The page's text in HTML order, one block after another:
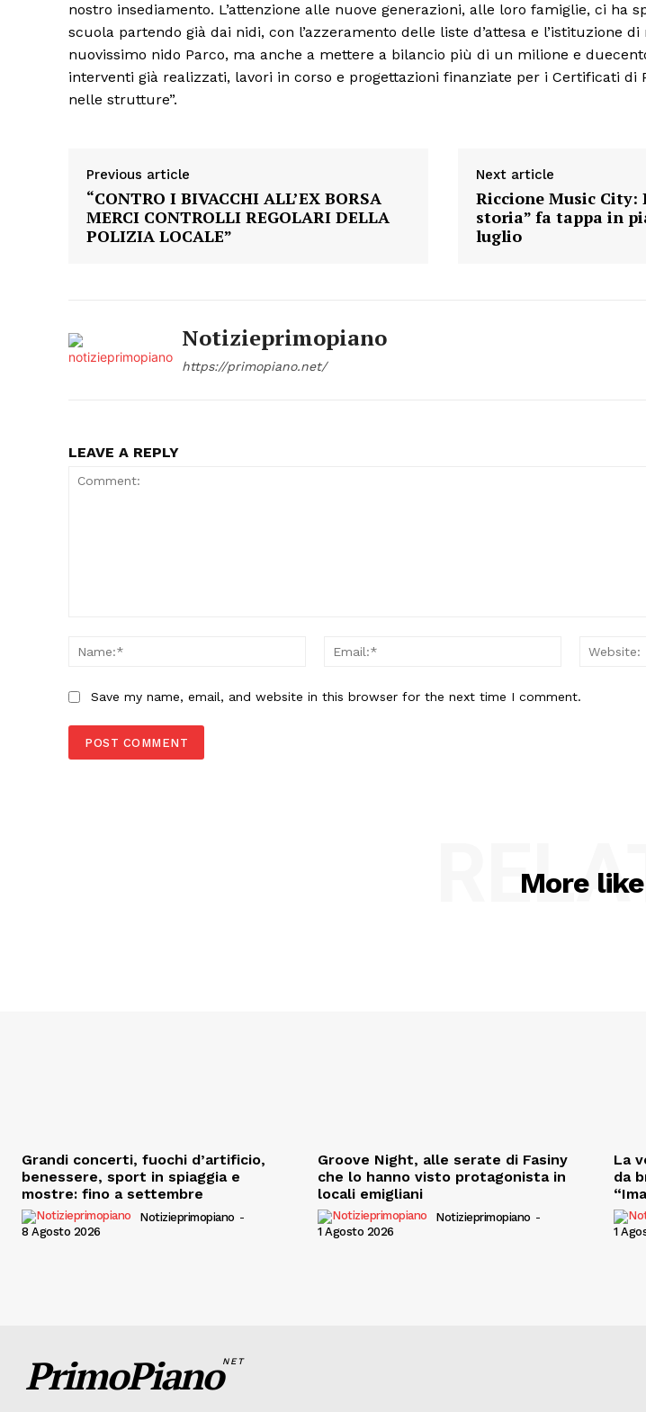
nostro insediamento. L’attenzione alle nuove generazioni, alle loro famiglie, ci ha
scuola partendo già dai nidi, con l’azzeramento delle liste d’attesa e l’istituzione
nuovissimo nido Parco, ma anche a mettere a bilancio più di un milione e
interventi già realizzati, lavori in corso e progettazioni finanziate per i Certificati di
nelle strutture”.
Previous article
“CONTRO I BIVACCHI ALL’EX BORSA
MERCI CONTROLLI REGOLARI DELLA
POLIZIA LOCALE”
Next article
Riccione Music City:
storia” fa tappa in
luglio
Notizieprimopiano
https://primopiano.net/
LEAVE A REPLY
Name:*
Email:*
Save my name, email, and website in this browser for the next time I comment.
More
Grandi concerti, fuochi d’artificio,
benessere, sport in spiaggia e
mostre: fino a settembre
Notizieprimopiano -
8 Agosto 2026
Groove Night, alle serate di Fasiny
che lo hanno visto protagonista in
locali emigliani
Notizieprimopiano -
1 Agosto 2026
La
da
1
PrimoPianoNET